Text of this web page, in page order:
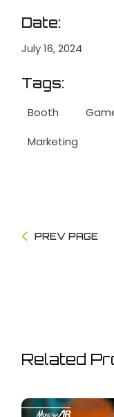
Date:
July 16, 2024
Tags:
Booth
Marketing
PREV PAGE
Related